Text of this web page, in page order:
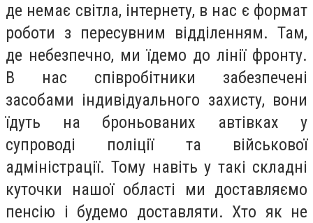
де немає світла, інтернету, в нас є формат
роботи з пересувним відділенням. Там,
де небезпечно, ми їдемо до лінії фронту.
В нас співробітники забезпечені
засобами індивідуального захисту, вони
їдуть на броньованих автівках у
супроводі поліції та військової
адміністрації. Тому навіть у такі складні
куточки нашої області ми доставляємо
пенсію і будемо доставляти. Хто як не